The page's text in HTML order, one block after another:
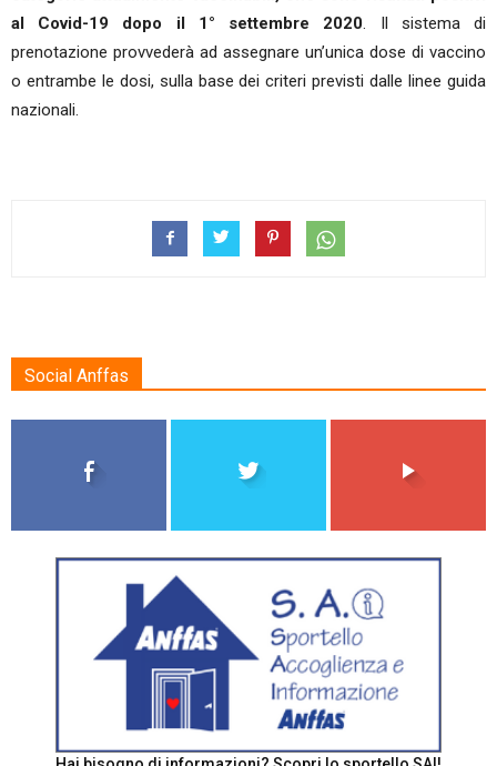
al Covid-19 dopo il 1° settembre 2020. Il sistema di
prenotazione provvederà ad assegnare un’unica dose di vaccino
o entrambe le dosi, sulla base dei criteri previsti dalle linee guida
nazionali.
Social Anffas